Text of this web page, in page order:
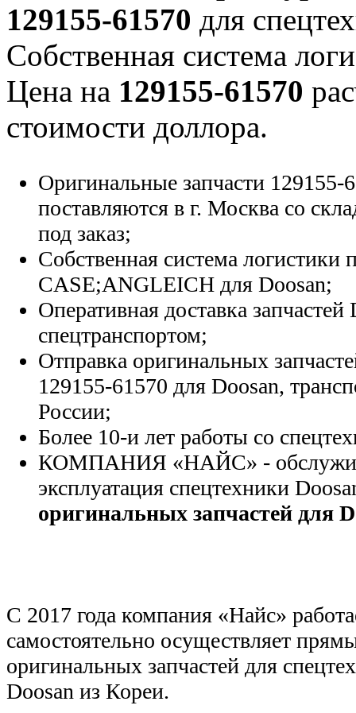
129155-61570 для
Собственная система
Цена на 129155-61570
стоимости доллора.
Оригинальные запчасти 129155-
поставляются в г. Москва со
под заказ;
Собственная система логистики
CASE;ANGLEICH для Doosan;
Оперативная доставка запчастей
спецтранспортом;
Отправка оригинальных
129155-61570 для Doosan,
России;
Более 10-и лет работы со
КОМПАНИЯ «НАЙС» -
эксплуатация спецтехники
оригинальных запчастей для
С 2017 года компания «Найс»
самостоятельно осуществляет
оригинальных запчастей для
Doosan из Кореи.